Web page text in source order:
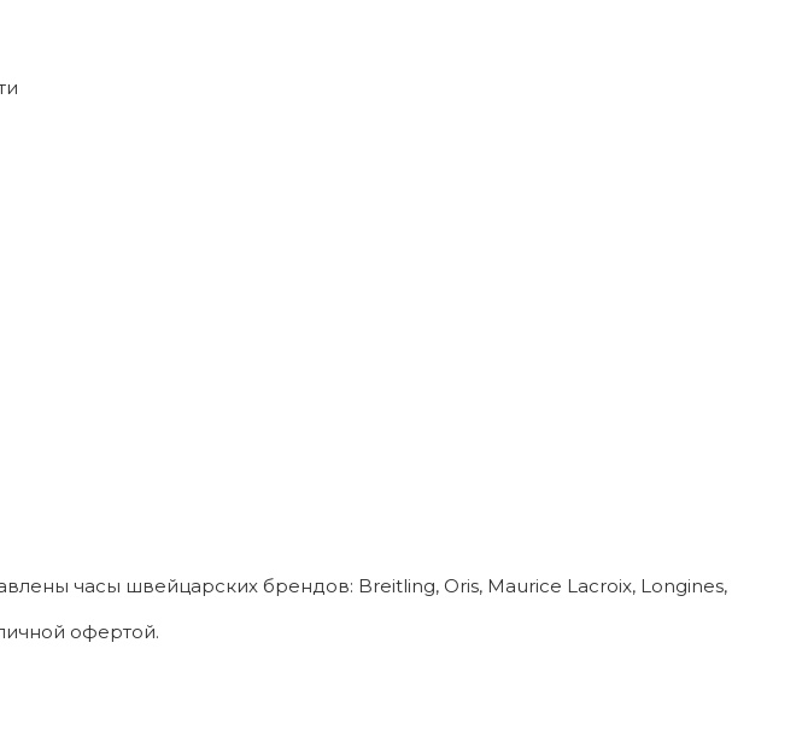
часы швейцарских брендов: Breitling, Oris, Maurice Lacroix, Longines,
офертой.